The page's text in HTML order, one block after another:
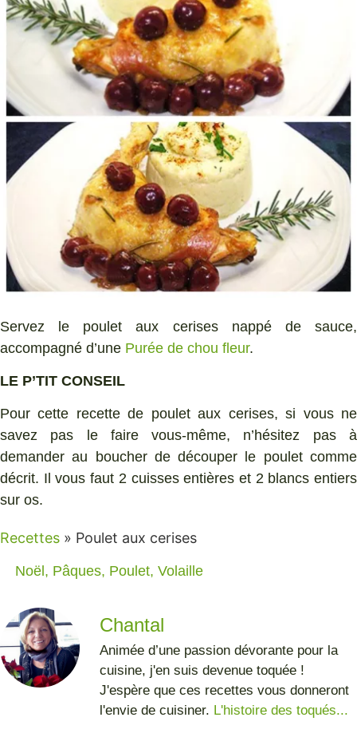
Servez le poulet aux cerises nappé de sauce,
accompagné d’une Purée de chou fleur.
LE P’TIT CONSEIL
Pour cette recette de poulet aux cerises, si vous ne
savez pas le faire vous-même, n’hésitez pas à
demander au boucher de découper le poulet comme
décrit. Il vous faut 2 cuisses entières et 2 blancs entiers
sur os.
Recettes » Poulet aux cerises
Noël, Pâques, Poulet, Volaille
Chantal
Animée d’une passion dévorante pour la
cuisine, j'en suis devenue toquée !
J'espère que ces recettes vous donneront
l'envie de cuisiner. L'histoire des toqués...